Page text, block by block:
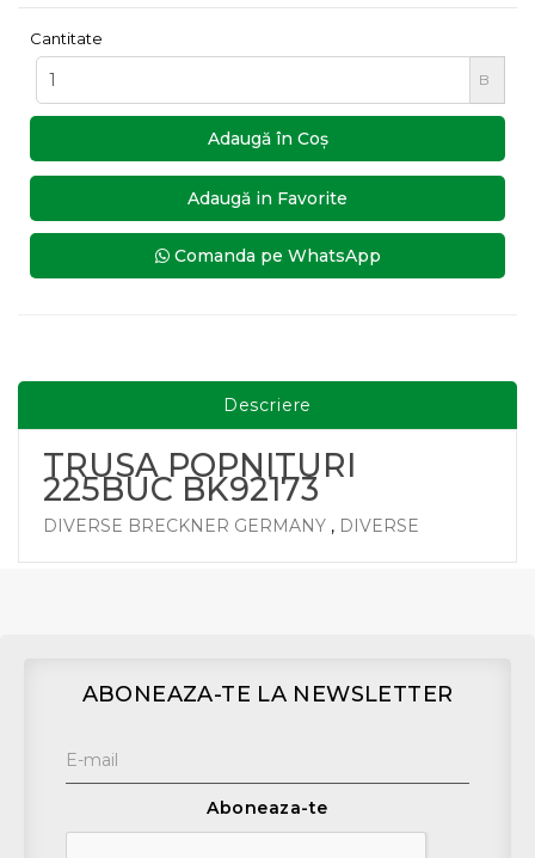
Cantitate
B
Adaugă în Coş
Adaugă in Favorite
Comanda pe WhatsApp
Descriere
TRUSA POPNITURI
225BUC BK92173
DIVERSE BRECKNER GERMANY , DIVERSE
ABONEAZA-TE LA NEWSLETTER
Aboneaza-te